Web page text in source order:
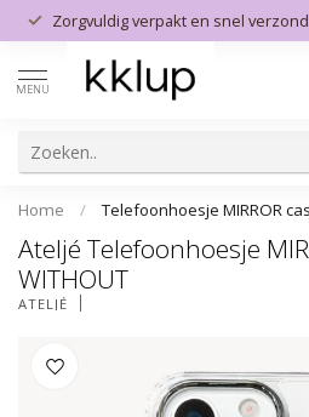
Zorgvuldig verpakt en snel
MENU
Home / Telefoonhoesje MIRROR
Ateljé Telefoonhoesje
WITHOUT
ATELJÉ